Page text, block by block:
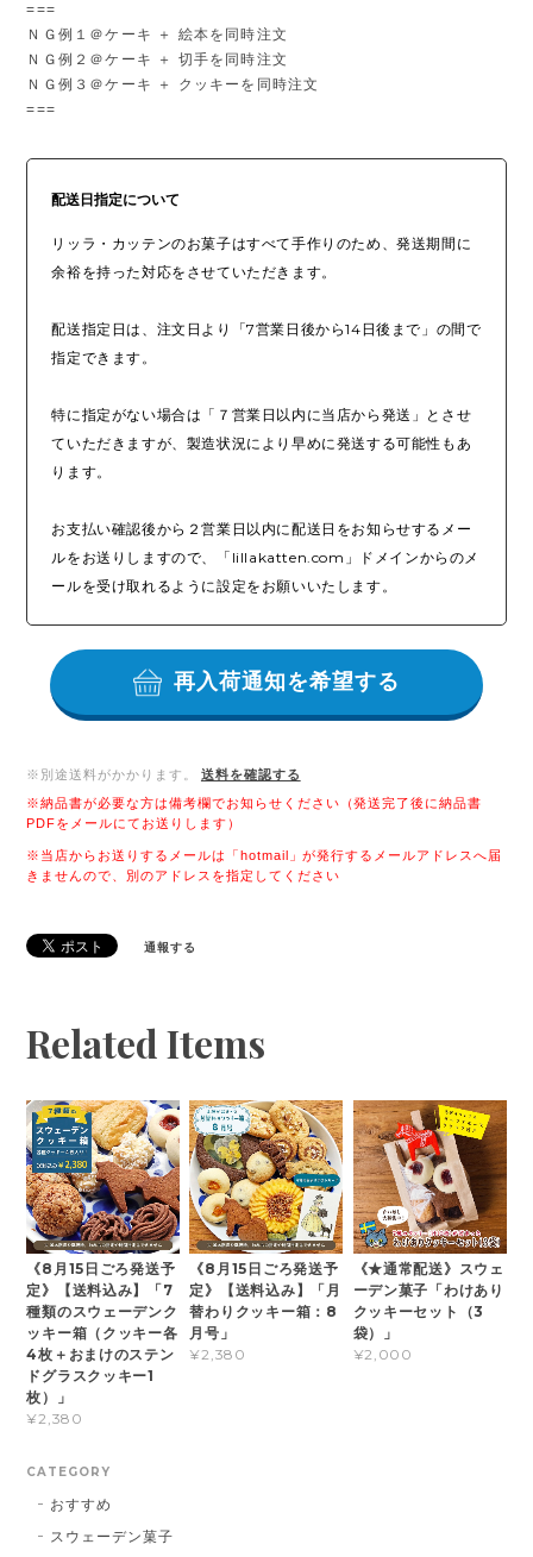
===
ＮＧ例１＠ケーキ ＋ 絵本を同時注文
ＮＧ例２＠ケーキ ＋ 切手を同時注文
ＮＧ例３＠ケーキ ＋ クッキーを同時注文
===
配送日指定について
リッラ・カッテンのお菓子はすべて手作りのため、発送期間に
余裕を持った対応をさせていただきます。
配送指定日は、注文日より「7営業日後から14日後まで」の間で
指定できます。
特に指定がない場合は「７営業日以内に当店から発送」とさせ
ていただきますが、製造状況により早めに発送する可能性もあ
ります。
お支払い確認後から２営業日以内に配送日をお知らせするメー
ルをお送りしますので、「lillakatten.com」ドメインからのメ
ールを受け取れるように設定をお願いいたします。
再入荷通知を希望する
※別途送料がかかります。
送料を確認する
※納品書が必要な方は備考欄でお知らせください（発送完了後に納品書
PDFをメールにてお送りします）
※当店からお送りするメールは「hotmail」が発行するメールアドレスへ届
きませんので、別のアドレスを指定してください
通報する
Related Items
《8月15日ごろ発送予
定》【送料込み】「7
種類のスウェーデンク
ッキー箱（クッキー各
4枚＋おまけのステン
ドグラスクッキー1
枚）」
¥2,380
《8月15日ごろ発送予
定》【送料込み】「月
替わりクッキー箱：8
月号」
¥2,380
《★通常配送》スウェ
ーデン菓子「わけあり
クッキーセット（3
袋）」
¥2,000
CATEGORY
おすすめ
スウェーデン菓子